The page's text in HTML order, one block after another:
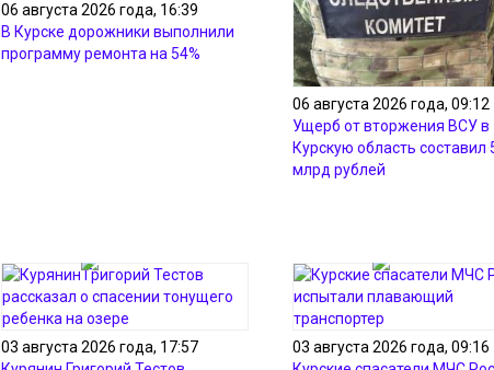
06 августа 2026 года, 16:39
В Курске дорожники выполнили
программу ремонта на 54%
06 августа 2026 года, 09:12
Ущерб от вторжения ВСУ в
Курскую область составил
млрд рублей
03 августа 2026 года, 17:57
03 августа 2026 года, 09:16